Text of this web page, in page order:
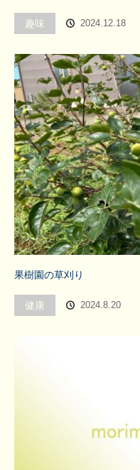
趣味 2024.12.18
果樹園の草刈り
健康 2024.8.20